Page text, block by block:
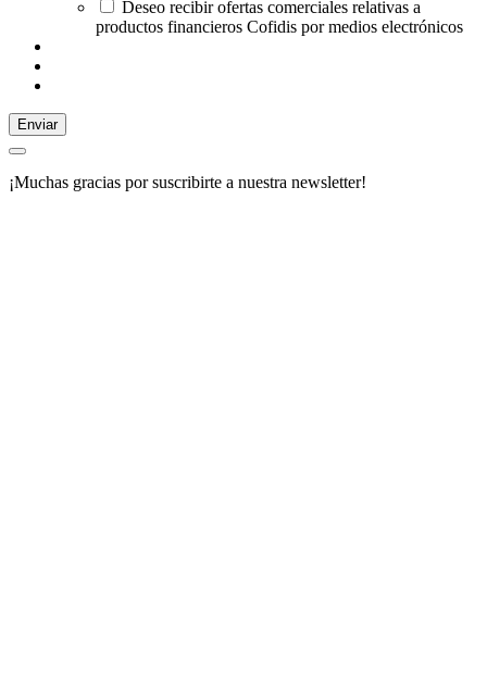
Deseo recibir ofertas comerciales relativas a
productos financieros Cofidis por medios electrónicos
Enviar
¡Muchas gracias por suscribirte a nuestra newsletter!